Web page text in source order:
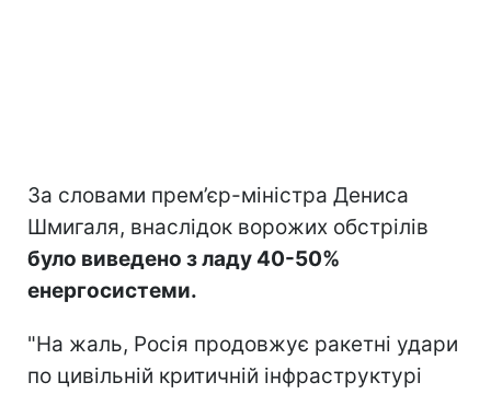
За словами прем’єр-міністра Дениса
Шмигаля, внаслідок ворожих обстрілів
було виведено з ладу 40-50%
енергосистеми.
"На жаль, Росія продовжує ракетні удари
по цивільній критичній інфраструктурі